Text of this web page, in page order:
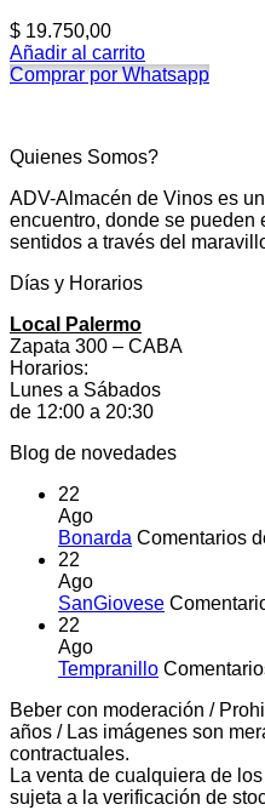
$ 19.750,00
Añadir al carrito
Comprar por Whatsapp
Quienes Somos?
ADV-Almacén de Vinos es
encuentro, donde se pueden
sentidos a través del
Días y Horarios
Local Palermo
Zapata 300 – CABA
Horarios:
Lunes a Sábados
de 12:00 a 20:30
Blog de novedades
22
Ago
Bonarda Comentarios
22
Ago
SanGiovese
22
Ago
Tempranillo
Beber con moderación /
años / Las imágenes son
contractuales.
La venta de cualquiera de
sujeta a la verificación de